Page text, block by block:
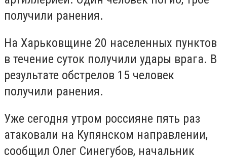
получили ранения.
На Харьковщине 20 населенных пунктов
в течение суток получили удары врага. В
результате обстрелов 15 человек
получили ранения.
Уже сегодня утром россияне пять раз
атаковали на Купянском направлении,
сообщил Олег Синегубов, начальник